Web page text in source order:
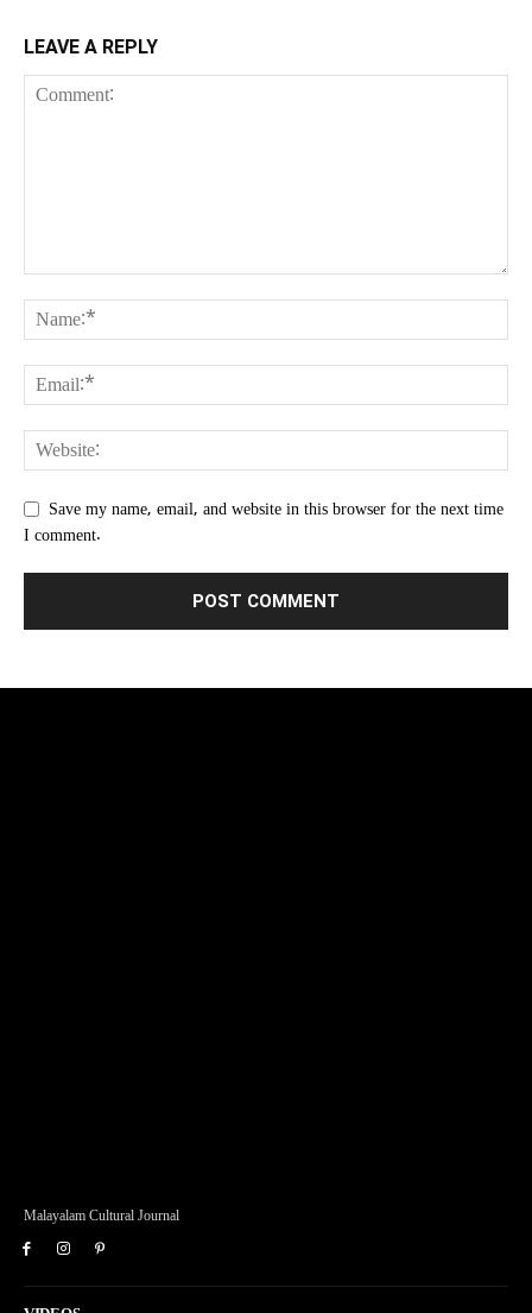
LEAVE A REPLY
Save my name, email, and website in this browser for the next time
I comment.
Malayalam Cultural Journal